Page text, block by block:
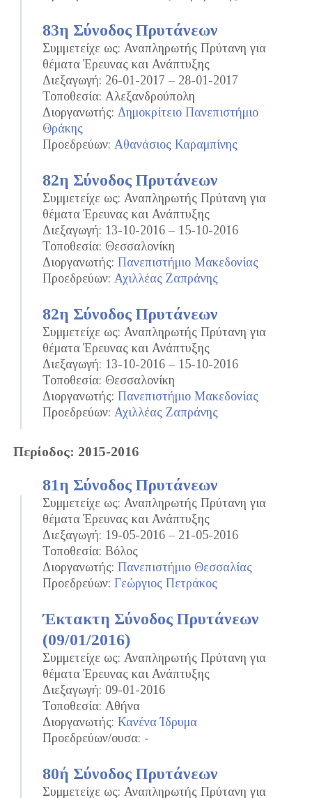
83η Σύνοδος Πρυτάνεων
Συμμετείχε ως: Αναπληρωτής Πρύτανη για
θέματα Έρευνας και Ανάπτυξης
Διεξαγωγή: 26-01-2017 – 28-01-2017
Τοποθεσία: Αλεξανδρούπολη
Διοργανωτής: Δημοκρίτειο Πανεπιστήμιο
Θράκης
Προεδρεύων: Αθανάσιος Καραμπίνης
82η Σύνοδος Πρυτάνεων
Συμμετείχε ως: Αναπληρωτής Πρύτανη για
θέματα Έρευνας και Ανάπτυξης
Διεξαγωγή: 13-10-2016 – 15-10-2016
Τοποθεσία: Θεσσαλονίκη
Διοργανωτής: Πανεπιστήμιο Μακεδονίας
Προεδρεύων: Αχιλλέας Ζαπράνης
82η Σύνοδος Πρυτάνεων
Συμμετείχε ως: Αναπληρωτής Πρύτανη για
θέματα Έρευνας και Ανάπτυξης
Διεξαγωγή: 13-10-2016 – 15-10-2016
Τοποθεσία: Θεσσαλονίκη
Διοργανωτής: Πανεπιστήμιο Μακεδονίας
Προεδρεύων: Αχιλλέας Ζαπράνης
Περίοδος: 2015-2016
81η Σύνοδος Πρυτάνεων
Συμμετείχε ως: Αναπληρωτής Πρύτανη για
θέματα Έρευνας και Ανάπτυξης
Διεξαγωγή: 19-05-2016 – 21-05-2016
Τοποθεσία: Βόλος
Διοργανωτής: Πανεπιστήμιο Θεσσαλίας
Προεδρεύων: Γεώργιος Πετράκος
Έκτακτη Σύνοδος Πρυτάνεων
(09/01/2016)
Συμμετείχε ως: Αναπληρωτής Πρύτανη για
θέματα Έρευνας και Ανάπτυξης
Διεξαγωγή: 09-01-2016
Τοποθεσία: Αθήνα
Διοργανωτής: Κανένα Ίδρυμα
Προεδρεύων/ουσα: -
80ή Σύνοδος Πρυτάνεων
Συμμετείχε ως: Αναπληρωτής Πρύτανη για